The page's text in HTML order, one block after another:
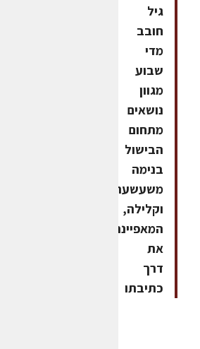
גיל
חובב
מדי
שבוע
מגוון
נושאים
מתחום
הבישול
בנימה
משעשעת
וקלילה,
המאפיינת
את
דרך
כתיבתו